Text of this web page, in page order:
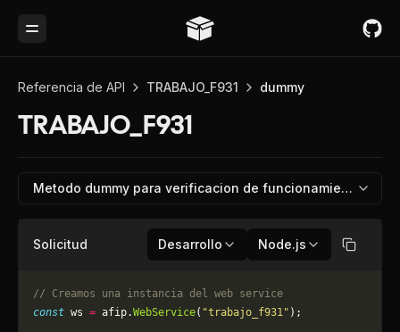
Toggle Menu
Referencia de API TRABAJO_F931 dummy
TRABAJO_F931
Metodo dummy para verificacion de funcionamiento
Solicitud Desarrollo Node.js Copiar
// Creamos una instancia del web service
const ws = afip.WebService( "trabajo_f931" );